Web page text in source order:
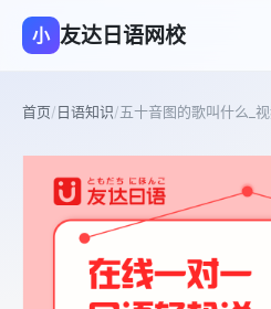
小 友达日语网校
首页/日语知识/五十音图的歌叫什么_